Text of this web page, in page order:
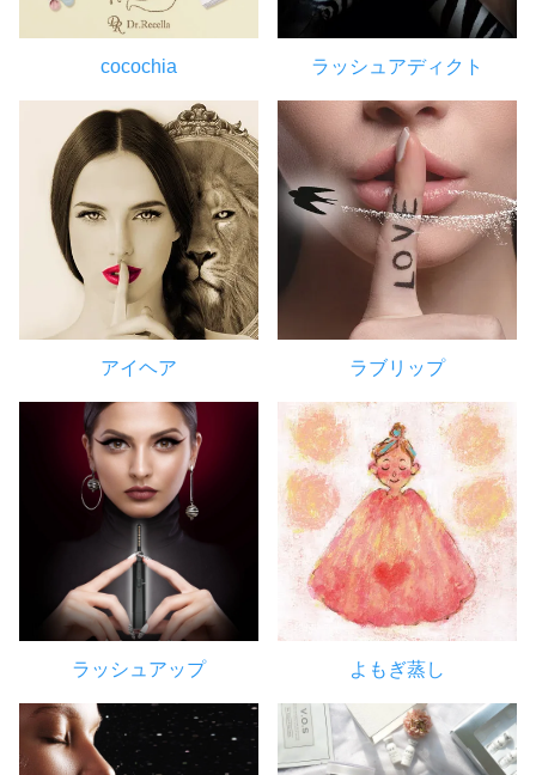
cocochia ラッシュアディクト
アイヘア ラブリップ
ラッシュアップ よもぎ蒸し